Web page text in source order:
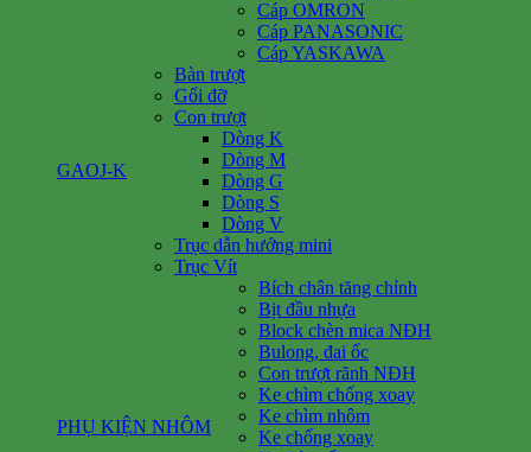
Cáp OMRON
Cáp PANASONIC
Cáp YASKAWA
GAOJ-K
Bàn trượt
Gối đỡ
Con trượt
Dòng K
Dòng M
Dòng G
Dòng S
Dòng V
Trục dẫn hướng mini
Trục Vít
PHỤ KIỆN NHÔM
Bích chân tăng chỉnh
Bịt đầu nhựa
Block chèn mica NĐH
Bulong, đai ốc
Con trượt rãnh NĐH
Ke chìm chống xoay
Ke chìm nhôm
Ke chống xoay